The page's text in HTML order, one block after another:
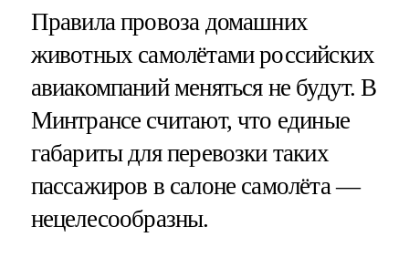
Правила провоза домашних
животных самолётами российских
авиакомпаний меняться не будут. В
Минтрансе считают, что единые
габариты для перевозки таких
пассажиров в салоне самолёта —
нецелесообразны.